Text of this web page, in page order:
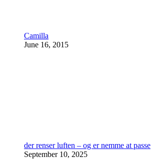
Camilla
June 16, 2015
der renser luften – og er nemme at passe
September 10, 2025